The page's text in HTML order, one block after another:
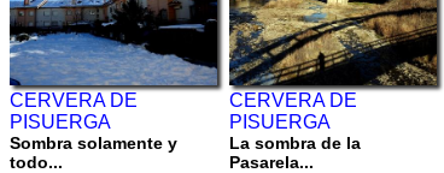
CERVERA DE
PISUERGA
Sombra solamente y
todo...
CERVERA DE
PISUERGA
La sombra de la
Pasarela...